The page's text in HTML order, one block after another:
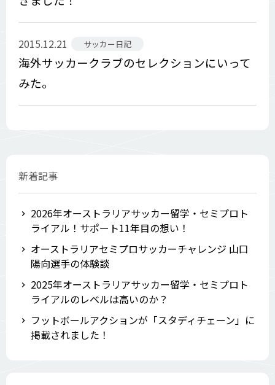
2015.12.21 サッカー日記
海外サッカークラブのセレクションにいって
みた。
新着記事
2026年オーストラリアサッカー留学・セミプロト
ライアル！サポート11年目の想い！
オーストラリアセミプロサッカーチャレンジ 山口
陽向選手の体験談
2025年オーストラリアサッカー留学・セミプロト
ライアルのレベルは高いのか？
フットボールアクションが「スタディチェーン」に
掲載されました！